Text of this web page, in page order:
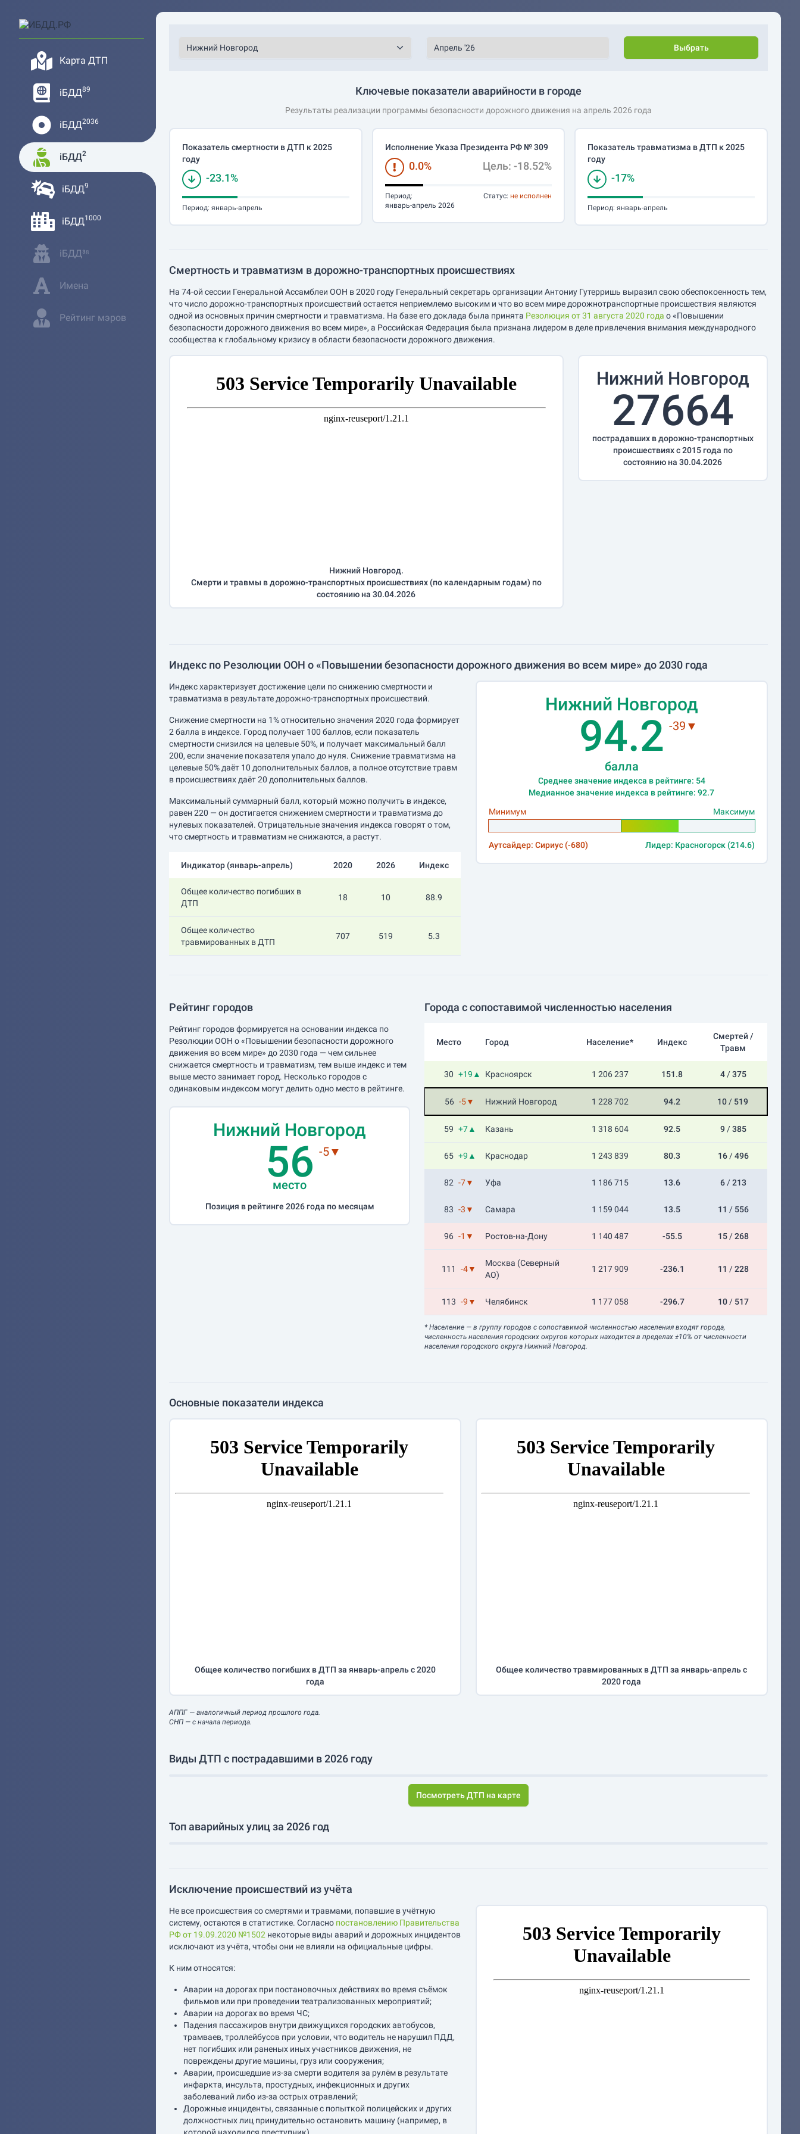
Карта ДТП
iБДД89
iБДД2036
iБДД2
iБДД9
iБДД1000
iБДД³⁸
Имена
Рейтинг мэров
Выбрать
Ключевые показатели аварийности в городе
Результаты реализации программы безопасности дорожного движения на апрель 2026 года
Показатель смертности в ДТП к 2025
году
-23.1%
Период: январь-апрель
Исполнение Указа Президента РФ № 309
0.0% Цель: -18.52%
Период:
январь-апрель 2026
Статус: не исполнен
Показатель травматизма в ДТП к 2025
году
-17%
Период: январь-апрель
Смертность и травматизм в дорожно-транспортных происшествиях
На 74-ой сессии Генеральной Ассамблеи ООН в 2020 году Генеральный секретарь организации Антониу Гутерришь выразил свою обеспокоенность тем,
что число дорожно-транспортных происшествий остается неприемлемо высоким и что во всем мире дорожнотранспортные происшествия являются
одной из основных причин смертности и травматизма. На базе его доклада была принята Резолюция от 31 августа 2020 года о «Повышении
безопасности дорожного движения во всем мире», а Российская Федерация была признана лидером в деле привлечения внимания международного
сообщества к глобальному кризису в области безопасности дорожного движения.
Нижний Новгород.
Смерти и травмы в дорожно-транспортных происшествиях (по календарным годам) по
состоянию на 30.04.2026
Нижний Новгород
27664
пострадавших в дорожно-транспортных
происшествиях с 2015 года по
состоянию на 30.04.2026
Индекс по Резолюции ООН о «Повышении безопасности дорожного движения во всем мире» до 2030 года
Индекс характеризует достижение цели по снижению смертности и
травматизма в результате дорожно-транспортных происшествий.
Снижение смертности на 1% относительно значения 2020 года формирует
2 балла в индексе. Город получает 100 баллов, если показатель
смертности снизился на целевые 50%, и получает максимальный балл
200, если значение показателя упало до нуля. Снижение травматизма на
целевые 50% даёт 10 дополнительных баллов, а полное отсутствие травм
в происшествиях даёт 20 дополнительных баллов.
Максимальный суммарный балл, который можно получить в индексе,
равен 220 — он достигается снижением смертности и травматизма до
нулевых показателей. Отрицательные значения индекса говорят о том,
что смертность и травматизм не снижаются, а растут.
Индикатор (январь-апрель) 2020 2026 Индекс
Общее количество погибших в
ДТП
18 10 88.9
Общее количество
травмированных в ДТП
707 519 5.3
Нижний Новгород
94.2
балла
-39▼
Среднее значение индекса в рейтинге: 54
Медианное значение индекса в рейтинге: 92.7
Минимум
Максимум
Аутсайдер: Сириус (-680) Лидер: Красногорск (214.6)
Рейтинг городов
Рейтинг городов формируется на основании индекса по
Резолюции ООН о «Повышении безопасности дорожного
движения во всем мире» до 2030 года — чем сильнее
снижается смертность и травматизм, тем выше индекс и тем
выше место занимает город. Несколько городов с
одинаковым индексом могут делить одно место в рейтинге.
Нижний Новгород
56
место
-5▼
Позиция в рейтинге 2026 года по месяцам
Города с сопоставимой численностью населения
Место Город Население* Индекс
Смертей /
Травм
30 +19▲ Красноярск 1 206 237 151.8 4/375
56 -5▼ Нижний Новгород 1 228 702 94.2 10 / 519
59 +7▲ Казань 1 318 604 92.5 9 /385
65 +9▲ Краснодар 1 243 839 80.3 16/496
82 -7▼ Уфа 1 186 715 13.6 6/213
83 -3▼ Самара 1 159 044 13.5 11 / 556
96 -1▼ Ростов-на-Дону 1 140 487 -55.5 15/268
111 -4▼
Москва (Северный
АО)
1 217 909 -236.1 11 /228
113 -9▼ Челябинск 1 177 058 -296.7 10/ 517
* Население — в группу городов с сопоставимой численностью населения входят города,
численность населения городских округов которых находится в пределах ±10% от численности
населения городского округа Нижний Новгород.
Основные показатели индекса
Общее количество погибших в ДТП за январь-апрельс 2020
года
АППГ — аналогичный период прошлого года.
СНП — с начала периода.
Общее количество травмированных в ДТП заянварь-апрельс
2020 года
Виды ДТП с пострадавшими в 2026 году
Посмотреть ДТП на карте
Топ аварийных улиц за 2026 год
Исключение происшествий из учёта
Не все происшествия со смертями и травмами, попавшие в учётную
систему, остаются в статистике. Согласно постановлению Правительства
РФ от 19.09.2020 №1502 некоторые виды аварий и дорожных инцидентов
исключают из учёта, чтобы они не влияли на официальные цифры.
К ним относятся:
Аварии на дорогах при постановочных действиях во время съёмок
фильмов или при проведении театрализованных мероприятий;
Аварии на дорогах во время ЧС;
Падения пассажиров внутри движущихся городских автобусов,
трамваев, троллейбусов при условии, что водитель не нарушил ПДД,
нет погибших или раненых иных участников движения, не
повреждены другие машины, груз или сооружения;
Аварии, происшедшие из-за смерти водителя за рулём в результате
инфаркта, инсульта, простудных, инфекционных и других
заболеваний либо из-за острых отравлений;
Дорожные инциденты, связанные с попыткой полицейских и других
должностных лиц принудительно остановить машину (например, в